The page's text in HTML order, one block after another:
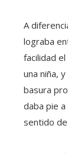
A
lograba
facilidad
una niña,
basura
daba pie
sentido